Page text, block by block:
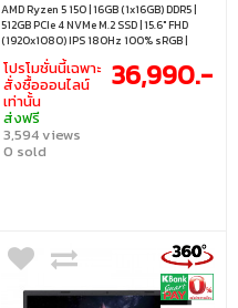
AMD Ryzen 5 150 | 16GB (1x16GB) DDR5 |
512GB PCIe 4 NVMe M.2 SSD | 15.6" FHD
(1920x1080) IPS 180Hz 100% sRGB |
Nvidia GeForce RTX 5050 8GB GDDR7 |
Windows 11 Home
โปรโมชั่นนี้เฉพาะ
สั่งซื้อออนไลน์
เท่านั้น
ส่งฟรี
3,594 views
0 sold
36,990.-